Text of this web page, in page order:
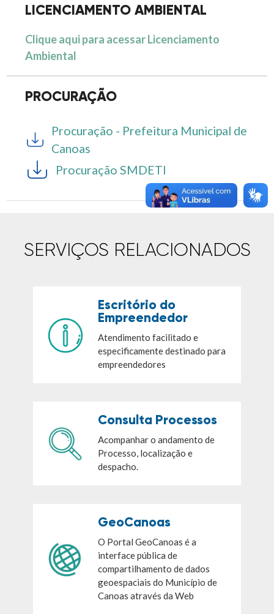
LICENCIAMENTO AMBIENTAL
Clique aqui para acessar Licenciamento
Ambiental
PROCURAÇÃO
Procuração - Prefeitura Municipal de
Canoas
Procuração SMDETI
SERVIÇOS RELACIONADOS
Escritório do
Empreendedor
Atendimento facilitado e
especificamente destinado para
empreendedores
Consulta Processos
Acompanhar o andamento de
Processo, localização e
despacho.
GeoCanoas
O Portal GeoCanoas é a
interface pública de
compartilhamento de dados
geoespaciais do Município de
Canoas através da Web